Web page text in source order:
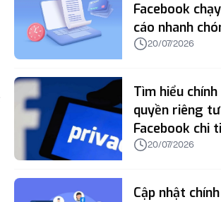
Facebook
cáo nhanh
20/07/2026
Tìm hiểu
quyền riêng tư
Facebook chi
20/07/2026
Cập nhật